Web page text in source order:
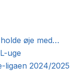
øje med…
uge
ligaen 2024/2025